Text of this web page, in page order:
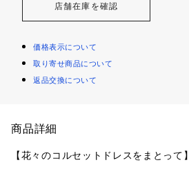
店舗在庫を確認
価格表示について
取り寄せ商品について
返品交換について
商品詳細
【花々のコルセットドレスをまとって】